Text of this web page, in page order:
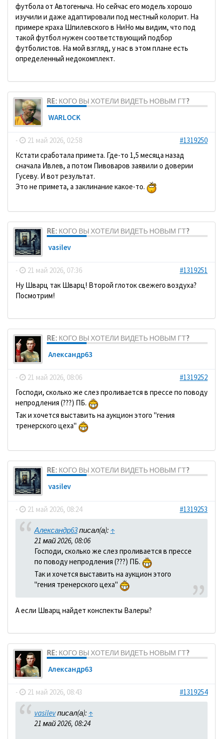
футбола от Автогеныча. Но сейчас его модель хорошо
изучили и даже адаптировали под местный колорит. На
примере краха Шпилевского в НиНо мы видим, что под
такой футбол нужен соответствующий подбор
футболистов. На мой взгляд, у нас в этом плане есть
определенный недокомплект.
RE: КОГО ВЫ ХОТЕЛИ ВИДЕТЬ НОВЫМ ГТ?
WARLOCK
- 21 май 2026, 02:58
#1319250
Кстати сработала примета. Где-то 1,5 месяца назад
сначала Ивлев, а потом Пивоваров заявили о доверии
Гусеву. И вот результат.
Это не примета, а заклинание какое-то.
RE: КОГО ВЫ ХОТЕЛИ ВИДЕТЬ НОВЫМ ГТ?
vasilev
- 21 май 2026, 07:36
#1319251
Ну Шварц так Шварц! Второй глоток свежего воздуха?
Посмотрим!
RE: КОГО ВЫ ХОТЕЛИ ВИДЕТЬ НОВЫМ ГТ?
Александр63
- 21 май 2026, 08:06
#1319252
Господи, сколько же слез проливается в прессе по поводу
непродления (???) ПБ.
Так и хочется выставить на аукцион этого "гения
тренерского цеха"
RE: КОГО ВЫ ХОТЕЛИ ВИДЕТЬ НОВЫМ ГТ?
vasilev
- 21 май 2026, 08:24 #1319253
Александр63писал(а): ↑
21 май 2026, 08:06
Господи, сколько же слез проливается в прессе
по поводу непродления (???) ПБ.
Так и хочется выставить на аукцион этого
"гения тренерского цеха"
А если Шварц найдет конспекты Валеры?
RE: КОГО ВЫ ХОТЕЛИ ВИДЕТЬ НОВЫМ ГТ?
Александр63
- 21 май 2026, 08:43 #1319254
vasilevписал(а): ↑
21 май 2026, 08:24